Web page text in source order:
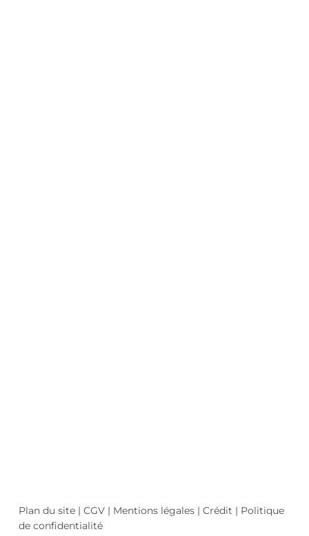
Plan du site| CGV | Mentions légales| Crédit | Politique
de confidentialité